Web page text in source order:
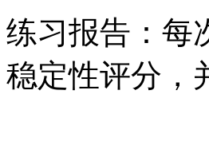
练习报告：每
稳定性评分，